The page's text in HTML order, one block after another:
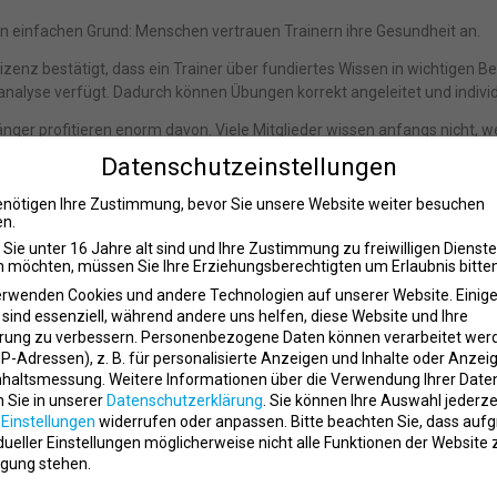
einfachen Grund: Menschen vertrauen Trainern ihre Gesundheit an.
bestätigt, dass ein Trainer über fundiertes Wissen in wichtigen
verfügt. Dadurch können Übungen korrekt angeleitet und
profitieren enorm davon. Viele Mitglieder wissen anfangs nicht,
beim Training führen jedoch häufig zu Schmerzen, Frustration oder
Trainer erkennt solche Probleme sofort und sorgt dafür, dass
stehen heute stärker unter Druck
ist in den vergangenen Jahren deutlich professioneller
zu überzeugen. Viele Fitnessstudios besitzen ähnliche
liegt deshalb immer häufiger in der Qualität der Betreuung.
ernst genommen werden. Sie wollen Fortschritte sehen und
gezielt in qualifizierte Trainer mit anerkannten Lizenzen.
sorgt nicht nur für zufriedene Mitglieder, sondern
und professionell betreut fühlen.
Datenschutzeinstellungen
Ihre Zustimmung, bevor Sie unsere Website weiter besuchen
Sie unter 16 Jahre alt sind und Ihre Zustimmung zu freiwilligen
möchten, müssen Sie Ihre Erziehungsberechtigten um Erlaubnis
Cookies und andere Technologien auf unserer Website.
essenziell, während andere uns helfen, diese Website und Ihre
zu verbessern. Personenbezogene Daten können verarbeitet
Adressen), z. B. für personalisierte Anzeigen und Inhalte oder
Weitere Informationen über die Verwendung Ihrer
Sie in unserer Datenschutzerklärung Sie können Ihre Auswahl
Einstellungen widerrufen oder anpassen. Bitte beachten Sie, dass
Einstellungen möglicherweise nicht alle Funktionen der Website
stehen.